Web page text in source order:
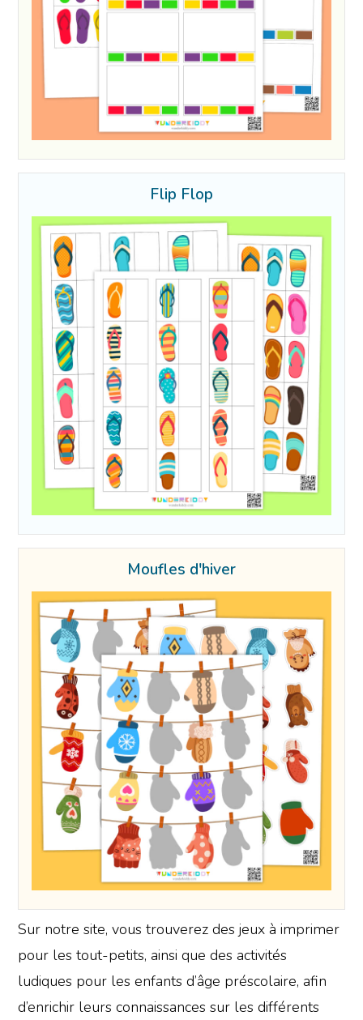
Flip Flop
Moufles d'hiver
Sur notre site, vous trouverez des jeux à imprimer
pour les tout-petits, ainsi que des activités
ludiques pour les enfants d’âge préscolaire, afin
d’enrichir leurs connaissances sur les différents